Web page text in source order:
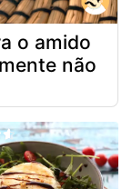
o amido
não